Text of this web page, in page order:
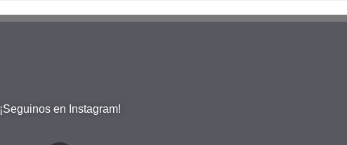
¡Seguinos en Instagram!